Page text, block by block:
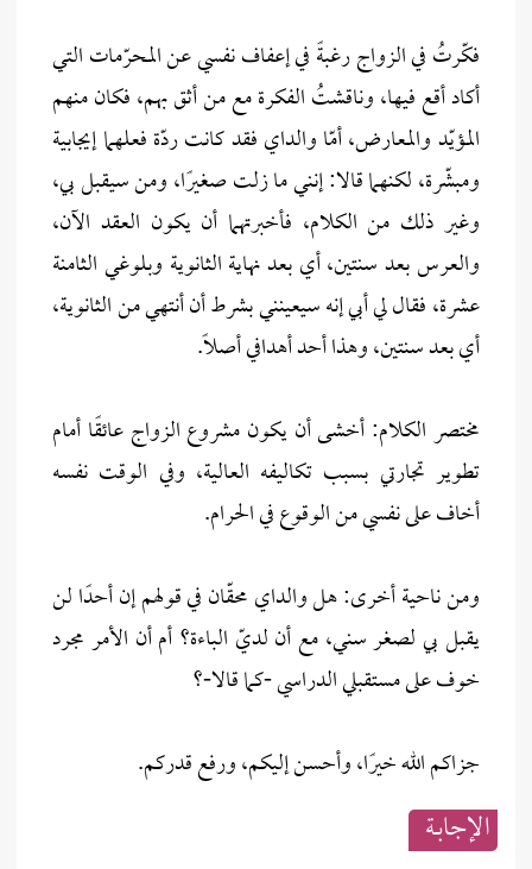
فكّرتُ في الزواج رغبةً في إعفاف نفسي عن المحرّمات التي
أكاد أقع فيها، وناقشتُ الفكرة مع من أثق بهم، فكان منهم
المؤيّد والمعارض، أمّا والداي فقد كانت ردّة فعلهما إيجابية
ومبشّرة، لكنهما قالا: إنني ما زلت صغيرًا، ومن سيقبل بي،
وغير ذلك من الكلام، فأخبرتهما أن يكون العقد الآن،
والعرس بعد سنتين، أي بعد نهاية الثانوية وبلوغي الثامنة
عشرة، فقال لي أبي إنه سيعينني بشرط أن أنتهي من الثانوية،
أي بعد سنتين، وهذا أحد أهدافي أصلًا.
مختصر الكلام: أخشى أن يكون مشروع الزواج عائقًا أمام
تطوير تجارتي بسبب تكاليفه العالية، وفي الوقت نفسه
أخاف على نفسي من الوقوع في الحرام.
ومن ناحية أخرى: هل والداي محقّان في قولهم إن أحدًا لن
يقبل بي لصغر سني، مع أن لديّ الباءة؟ أم أن الأمر مجرد
خوف على مستقبلي الدراسي -كما قالا-؟
جزاكم الله خيرًا، وأحسن إليكم، ورفع قدركم.
الإجابــة